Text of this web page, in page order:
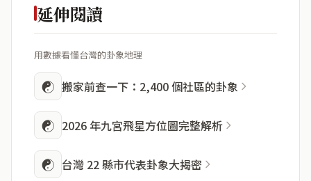
延伸閱讀
用數據看懂台灣的卦象地理
☯ 搬家前查一下：2,400 個社區的卦象
☯ 2026 年九宮飛星方位圖完整解析
☯ 台灣 22 縣市代表卦象大揭密